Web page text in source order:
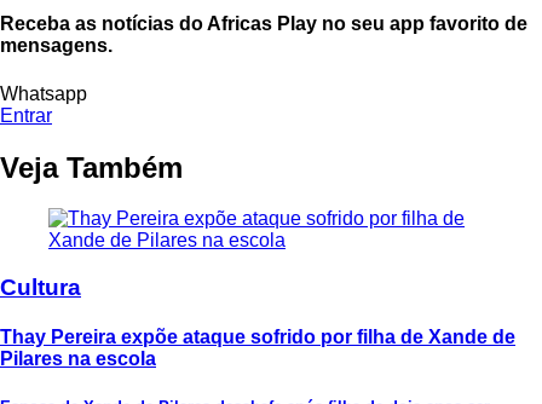
Receba as notícias do Africas Play no seu app favorito de
mensagens.
Whatsapp
Entrar
Veja Também
Cultura
Thay Pereira expõe ataque sofrido por filha de Xande de
Pilares na escola